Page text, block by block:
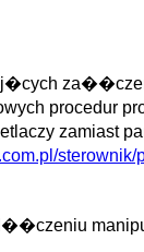
procedur
zamiast